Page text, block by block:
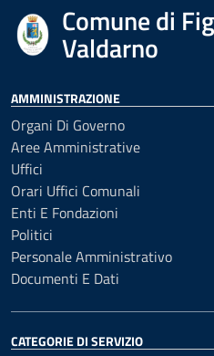
Comune di
Valdarno
AMMINISTRAZIONE
Organi Di Governo
Aree Amministrative
Uffici
Orari Uffici Comunali
Enti E Fondazioni
Politici
Personale Amministrativo
Documenti E Dati
CATEGORIE DI SERVIZIO